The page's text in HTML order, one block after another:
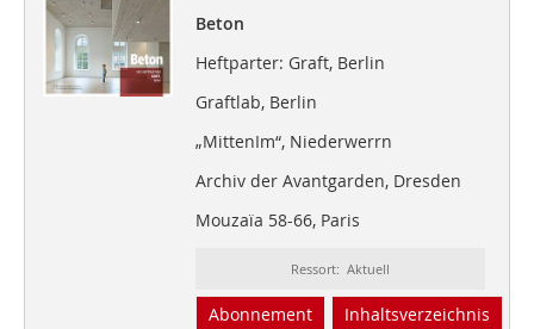
Beton
Heftparter: Graft, Berlin
Graftlab, Berlin
„MittenIm“, Niederwerrn
Archiv der Avantgarden, Dresden
Mouzaïa 58-66, Paris
Ressort: Aktuell
Abonnement Inhaltsverzeichnis